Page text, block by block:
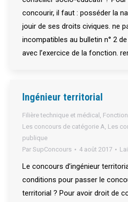
concourir, il faut : posséder la
jouir de ses droits civiques. ne
incompatibles au bulletin n° 2
avec l’exercice de la fonction.
Ingénieur territorial
Filière technique et médical ,
Les concours de catégorie A, Les
publique
Par SupConcours 4 août 2017
Le concours d’ingénieur
conditions pour passer le
territorial ? Pour avoir droit de